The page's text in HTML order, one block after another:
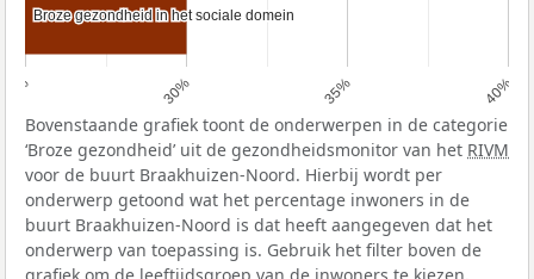
25% 30% 35% 40%
Broze gezondheid in het sociale domein
Broze gezondheid in het sociale domein
Bovenstaande grafiek toont de onderwerpen in de categorie
‘Broze gezondheid’ uit de gezondheidsmonitor van het RIVM
voor de buurt Braakhuizen-Noord. Hierbij wordt per
onderwerp getoond wat het percentage inwoners in de
buurt Braakhuizen-Noord is dat heeft aangegeven dat het
onderwerp van toepassing is. Gebruik het filter boven de